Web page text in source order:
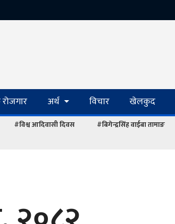
अर्थ विचार खेलकुद
#विश्व आदिवासी दिवस #बिगेन्द्रसिंह वाईबा तामाङ